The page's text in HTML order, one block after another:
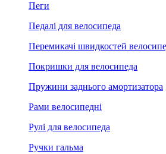
Пеги
Педалі для велосипеда
Перемикачі швидкостей
Покришки для велосипеда
Пружини заднього амортизатора
Рами велосипедні
Рулі для велосипеда
Ручки гальма